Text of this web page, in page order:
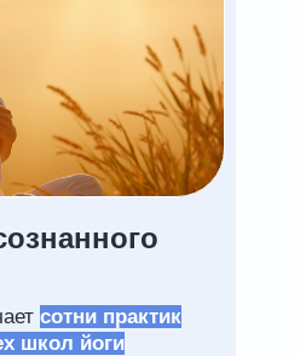
сотни практик
школ йоги